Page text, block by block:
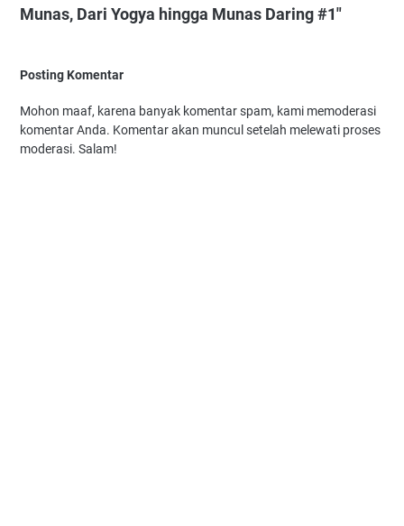
Munas, Dari Yogya hingga Munas Daring #1"
Posting Komentar
Mohon maaf, karena banyak komentar spam, kami memoderasi
komentar Anda. Komentar akan muncul setelah melewati proses
moderasi. Salam!